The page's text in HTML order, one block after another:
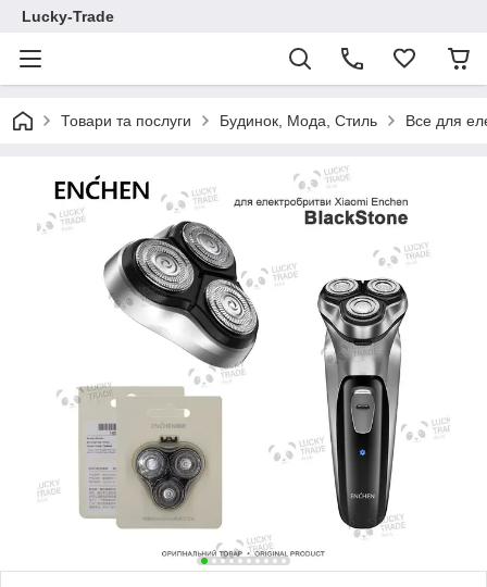
Lucky-Trade
Товари та послуги Будинок, Мода, Стиль Все для